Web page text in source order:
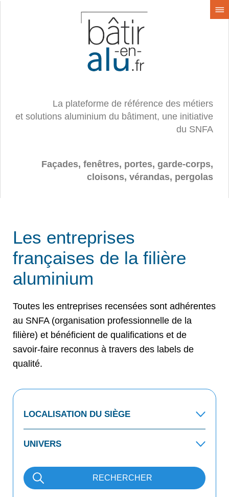
La plateforme de référence des métiers
et solutions aluminium du bâtiment, une initiative
du SNFA
Façades, fenêtres, portes, garde-corps,
cloisons, vérandas, pergolas
Les entreprises
françaises de la filière
aluminium
Toutes les entreprises recensées sont adhérentes
au SNFA (organisation professionnelle de la
filière) et bénéficient de qualifications et de
savoir-faire reconnus à travers des labels de
qualité.
RECHERCHER